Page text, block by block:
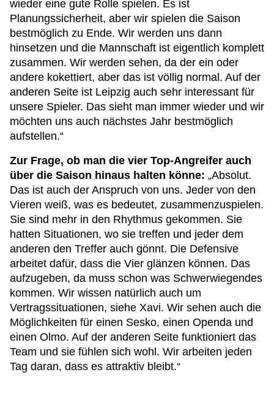
wieder eine gute Rolle spielen. Es ist
Planungssicherheit, aber wir spielen die Saison
bestmöglich zu Ende. Wir werden uns dann
hinsetzen und die Mannschaft ist eigentlich komplett
zusammen. Wir werden sehen, da der ein oder
andere kokettiert, aber das ist völlig normal. Auf der
anderen Seite ist Leipzig auch sehr interessant für
unsere Spieler. Das sieht man immer wieder und wir
möchten uns auch nächstes Jahr bestmöglich
aufstellen.“
Zur Frage, ob man die vier Top-Angreifer auch
über die Saison hinaus halten könne: „Absolut.
Das ist auch der Anspruch von uns. Jeder von den
Vieren weiß, was es bedeutet, zusammenzuspielen.
Sie sind mehr in den Rhythmus gekommen. Sie
hatten Situationen, wo sie treffen und jeder dem
anderen den Treffer auch gönnt. Die Defensive
arbeitet dafür, dass die Vier glänzen können. Das
aufzugeben, da muss schon was Schwerwiegendes
kommen. Wir wissen natürlich auch um
Vertragssituationen, siehe Xavi. Wir sehen auch die
Möglichkeiten für einen Sesko, einen Openda und
einen Olmo. Auf der anderen Seite funktioniert das
Team und sie fühlen sich wohl. Wir arbeiten jeden
Tag daran, dass es attraktiv bleibt.“